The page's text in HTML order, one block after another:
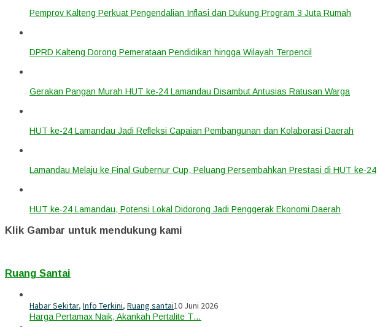
Pemprov Kalteng Perkuat Pengendalian Inflasi dan Dukung Program 3 Juta Rumah
DPRD Kalteng Dorong Pemerataan Pendidikan hingga Wilayah Terpencil
Gerakan Pangan Murah HUT ke-24 Lamandau Disambut Antusias Ratusan Warga
HUT ke-24 Lamandau Jadi Refleksi Capaian Pembangunan dan Kolaborasi Daerah
Lamandau Melaju ke Final Gubernur Cup, Peluang Persembahkan Prestasi di HUT ke-24
HUT ke-24 Lamandau, Potensi Lokal Didorong Jadi Penggerak Ekonomi Daerah
Klik Gambar untuk mendukung kami
Ruang Santai
Habar Sekitar, Info Terkini, Ruang santai10 Juni 2026
Harga Pertamax Naik, Akankah Pertalite T…